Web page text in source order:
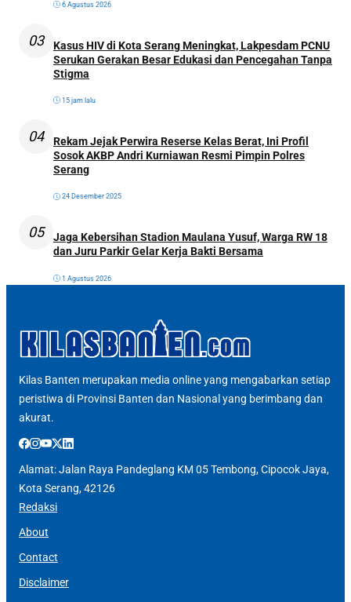
6 Agustus 2026
03
Kasus HIV di Kota Serang Meningkat, Lakpesdam PCNU
Serukan Gerakan Besar Edukasi dan Pencegahan Tanpa
Stigma
15 jam lalu
04
Rekam Jejak Perwira Reserse Kelas Berat, Ini Profil
Sosok AKBP Andri Kurniawan Resmi Pimpin Polres
Serang
24 Desember 2025
05
Jaga Kebersihan Stadion Maulana Yusuf, Warga RW 18
dan Juru Parkir Gelar Kerja Bakti Bersama
1 Agustus 2026
Kilas Banten merupakan media online yang mengabarkan setiap
peristiwa di Provinsi Banten dan Nasional yang berimbang dan
akurat.
Alamat: Jalan Raya Pandeglang KM 05 Tembong, Cipocok Jaya,
Kota Serang, 42126
Redaksi
About
Contact
Disclaimer